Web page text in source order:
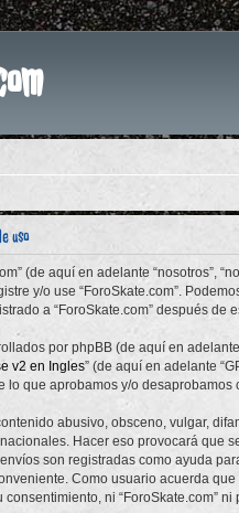
uso
(de aquí en adelante “nosotros”,
y/o use “ForoSkate.com”.
a “ForoSkate.com” después
por phpBB (de aquí en adelante
v2 en Ingles” (de aquí en adelante
lo que aprobamos y/o
abusivo, obsceno, vulgar,
Hacer eso provocará que
son registradas como ayuda
Como usuario acuerda
ni “ForoSkate.com”